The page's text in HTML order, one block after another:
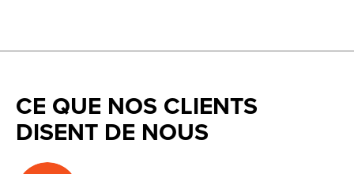
CE QUE NOS CLIENTS
DISENT DE NOUS